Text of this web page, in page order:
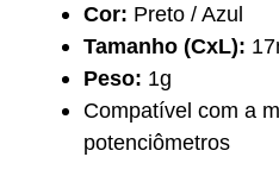
Cor: Preto / Azul
Tamanho (CxL):
Peso: 1g
Compatível com a
potenciômetros